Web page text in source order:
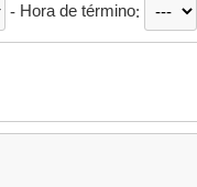
- Hora de término: